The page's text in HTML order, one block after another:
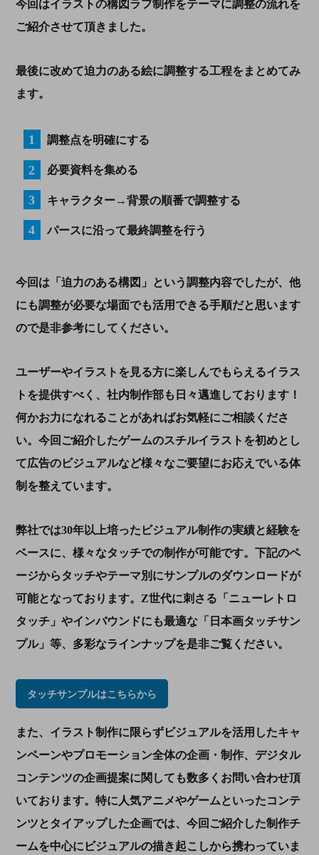
今回はイラストの構図ラフ制作をテーマに調整の流れを
ご紹介させて頂きました。
最後に改めて迫力のある絵に調整する工程をまとめてみ
ます。
調整点を明確にする
必要資料を集める
キャラクター→背景の順番で調整する
パースに沿って最終調整を行う
今回は「迫力のある構図」という調整内容でしたが、他
にも調整が必要な場面でも活用できる手順だと思います
ので是非参考にしてください。
ユーザーやイラストを見る方に楽しんでもらえるイラス
トを提供すべく、社内制作部も日々邁進しております！
何かお力になれることがあればお気軽にご相談くださ
い。今回ご紹介したゲームのスチルイラストを初めとし
て広告のビジュアルなど様々なご要望にお応えでいる体
制を整えています。
弊社では30年以上培ったビジュアル制作の実績と経験を
ベースに、様々なタッチでの制作が可能です。下記のペ
ージからタッチやテーマ別にサンプルのダウンロードが
可能となっております。 Z世代に刺さる「ニューレトロ
タッチ」やインバウンドにも最適な「日本画タッチサン
プル」等、多彩なラインナップを是非ご覧ください。
タッチサンプルはこちらから
また、イラスト制作に限らずビジュアルを活用したキャ
ンペーンやプロモーション全体の企画・制作、デジタル
コンテンツの企画提案に関しても数多くお問い合わせ頂
いております。特に人気アニメやゲームといったコンテ
ンツとタイアップした企画では、今回ご紹介した制作チ
ームを中心にビジュアルの描き起こしから携わっていま